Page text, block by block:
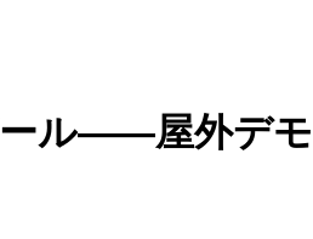
ール――屋外デ